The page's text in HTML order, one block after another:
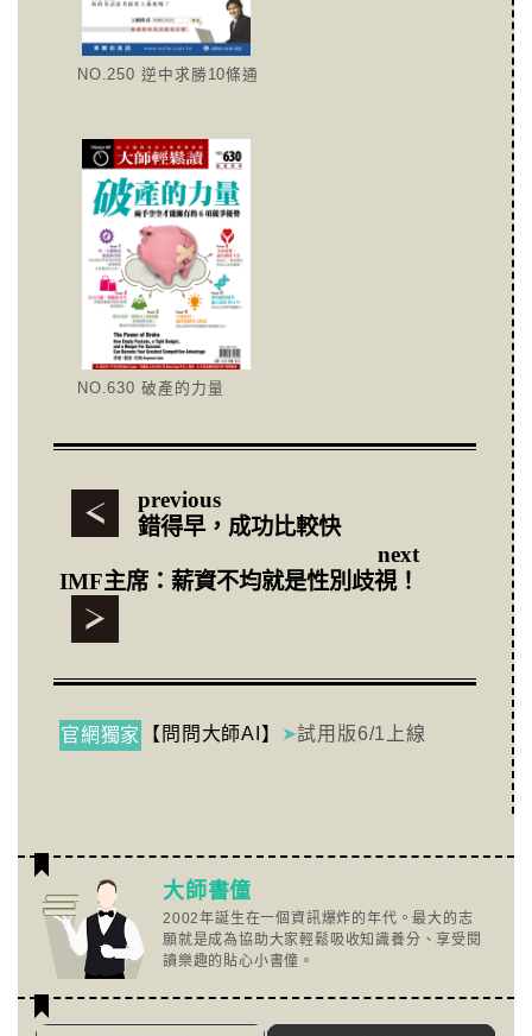
NO.250 逆中求勝10條通
NO.630 破產的力量
previous
錯得早，成功比較快
next
IMF主席：薪資不均就是性別歧視！
官網獨家 【問問大師AI】 ➤試用版6/1上線
大師書僮
2002年誕生在一個資訊爆炸的年代。最大的志
願就是成為協助大家輕鬆吸收知識養分、享受閱
讀樂趣的貼心小書僮。